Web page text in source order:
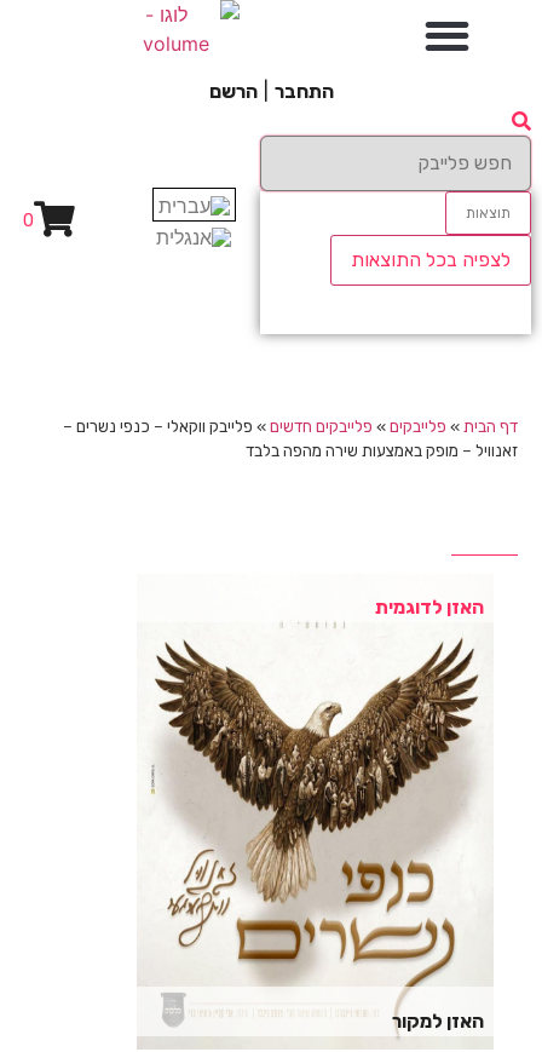
התחבר הרשם
תוצאות
לצפיה בכל התוצאות
0
דף הבית » פלייבקים» פלייבקים חדשים» פלייבק ווקאלי – כנפי נשרים –
זאנוויל – מופק באמצעות שירה מהפה בלבד
האזן לדוגמית
האזן למקור